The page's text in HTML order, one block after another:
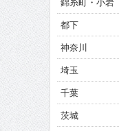
都下
神奈川
埼玉
千葉
茨城